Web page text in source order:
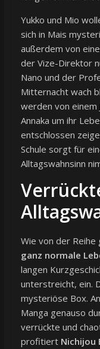
Yukko und Mio
sich in Mais
außerdem von
der Vize-Direktor
Nano und der
Mitternacht wach
werden von einem
Annaka um ihr
entschlossen
Schule sorgt für
Alltagswahnsinn
Wie von der
ganz normale
langen
unterstreicht, ein.
mysteriöse Box.
Manga genauso
verrückte und
profitiert Nichijou